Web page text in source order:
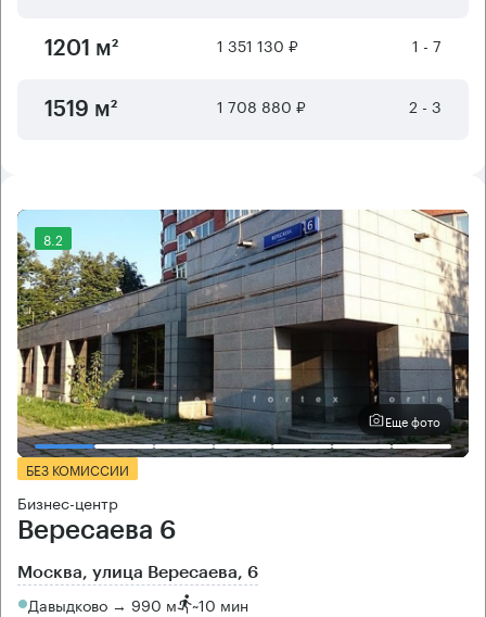
1201 м² 1 351 130 ₽ 1 - 7
1519 м² 1 708 880 ₽ 2 - 3
8.2
Еще фото
БЕЗ КОМИССИИ
Бизнес-центр
Вересаева 6
Москва, улица Вересаева, 6
Давыдково → 990 м ~10 мин